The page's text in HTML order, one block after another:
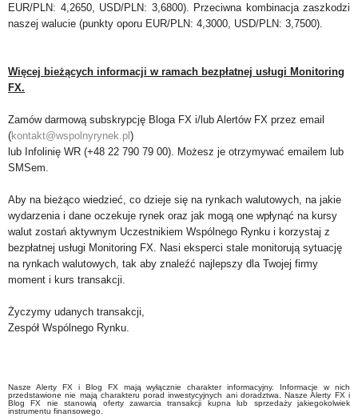
EUR/PLN: 4,2650, USD/PLN: 3,6800). Przeciwna kombinacja zaszkodzi
naszej walucie (punkty oporu EUR/PLN: 4,3000, USD/PLN: 3,7500).
Więcej bieżących informacji w ramach bezpłatnej usługi Monitoring
FX.
Zamów darmową subskrypcję Bloga FX i/lub Alertów FX przez email
(kontakt@wspolnyrynek.pl)
lub Infolinię WR (+48 22 790 79 00). Możesz je otrzymywać emailem lub
SMSem.
Aby na bieżąco wiedzieć, co dzieje się na rynkach walutowych, na jakie
wydarzenia i dane oczekuje rynek oraz jak mogą one wpłynąć na kursy
walut zostań aktywnym Uczestnikiem Wspólnego Rynku i korzystaj z
bezpłatnej usługi Monitoring FX. Nasi eksperci stale monitorują sytuację
na rynkach walutowych, tak aby znaleźć najlepszy dla Twojej firmy
moment i kurs transakcji.
Życzymy udanych transakcji,
Zespół Wspólnego Rynku.
Nasze Alerty FX i Blog FX mają wyłącznie charakter informacyjny. Informacje w nich
przedstawione nie mają charakteru porad inwestycyjnych ani doradztwa. Nasze Alerty FX i
Blog FX nie stanowią oferty zawarcia transakcji kupna lub sprzedaży jakiegokolwiek
instrumentu finansowego.